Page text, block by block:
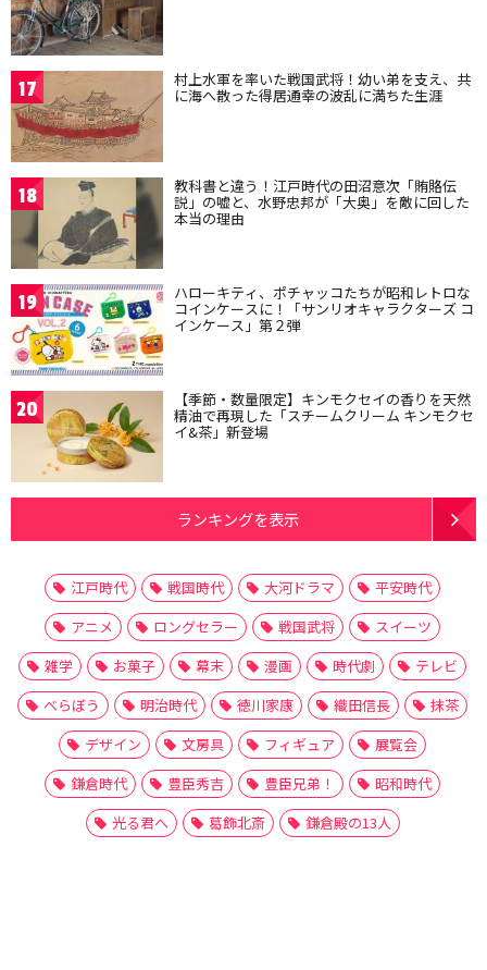
17 村上水軍を率いた戦国武将！幼い弟を支え、共
に海へ散った得居通幸の波乱に満ちた生涯
18 教科書と違う！江戸時代の田沼意次「賄賂伝
説」の嘘と、水野忠邦が「大奥」を敵に回した
本当の理由
19 ハローキティ、ポチャッコたちが昭和レトロな
コインケースに！「サンリオキャラクターズ コ
インケース」第２弾
20 【季節・数量限定】キンモクセイの香りを天然
精油で再現した「スチームクリーム キンモクセ
イ&茶」新登場
ランキングを表示
江戸時代 戦国時代 大河ドラマ
平安時代
アニメ
ロングセラー 戦国武将
スイーツ
雑学
お菓子 幕末 漫画 時代劇
テレビ
べらぼう
明治時代 徳川家康 織田信長
抹茶
デザイン
文房具 フィギュア
展覧会
鎌倉時代
豊臣秀吉 豊臣兄弟！
昭和時代
光る君へ
葛飾北斎 鎌倉殿の13人